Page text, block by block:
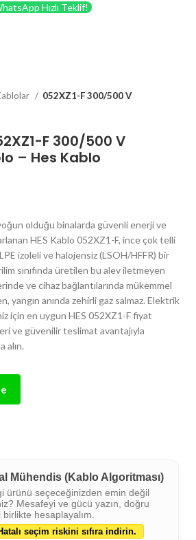
Hızlı Teklif!
052XZ1-F 300/500 V
F 300/500 V
– Hes Kablo
olduğu binalarda güvenli enerji ve
HES Kablo 052XZ1-F, ince çok telli
izoleli ve halojensiz (LSOH/HFFR) bir
sınıfında üretilen bu alev iletmeyen
ve cihaz bağlantılarında mükemmel
yangın anında zehirli gaz salmaz. Elektrik
için en uygun HES 052XZ1-F fiyat
ve güvenilir teslimat avantajıyla
alın.
Mühendis (Kablo Algoritması)
ürünü seçeceğinizden emin değil
Mesafeyi ve gücü yazın, doğru
birlikte hesaplayalım.
seçim riskini sıfıra indirin.